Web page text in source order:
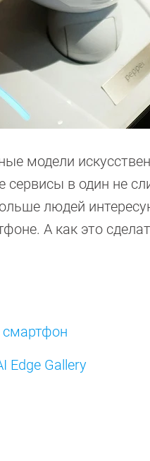
модели
сервисы в один не
людей
А как это
смартфон
Edge Gallery